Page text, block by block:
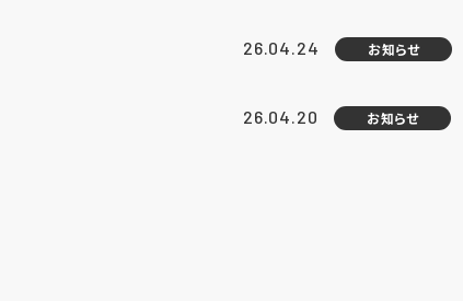
26.04.24 お知らせ
26.04.20 お知らせ